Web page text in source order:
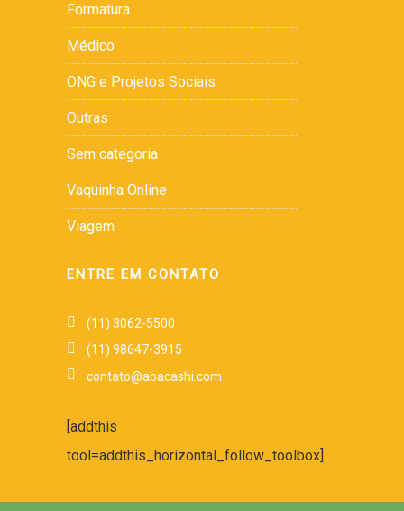
Formatura
Médico
ONG e Projetos Sociais
Outras
Sem categoria
Vaquinha Online
Viagem
ENTRE EM CONTATO
(11) 3062-5500
(11) 98647-3915
contato@abacashi.com
[addthis
tool=addthis_horizontal_follow_toolbox]